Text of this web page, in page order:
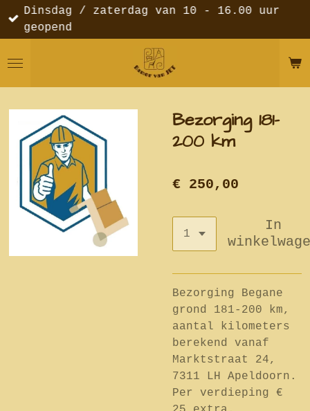
Ga
direct
de
Dinsdag / zaterdag van 10 - 16.00 uur
geopend
Bezorging 181-
200 km
€ 250,00
In
Bezorging Begane
grond 181-200 km,
aantal kilometers
berekend vanaf
Marktstraat 24,
7311 LH Apeldoorn.
Per verdieping €